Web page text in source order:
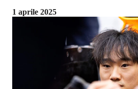
1 aprile 2025